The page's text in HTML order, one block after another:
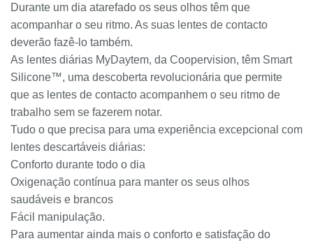
Durante um dia atarefado os seus olhos têm que
acompanhar o seu ritmo. As suas lentes de contacto
deverão fazê-lo também.
As lentes diárias MyDaytem, da Coopervision, têm Smart
Silicone™, uma descoberta revolucionária que permite
que as lentes de contacto acompanhem o seu ritmo de
trabalho sem se fazerem notar.
Tudo o que precisa para uma experiência excepcional com
lentes descartáveis diárias:
Conforto durante todo o dia
Oxigenação contínua para manter os seus olhos
saudáveis e brancos
Fácil manipulação.
Para aumentar ainda mais o conforto e satisfação do